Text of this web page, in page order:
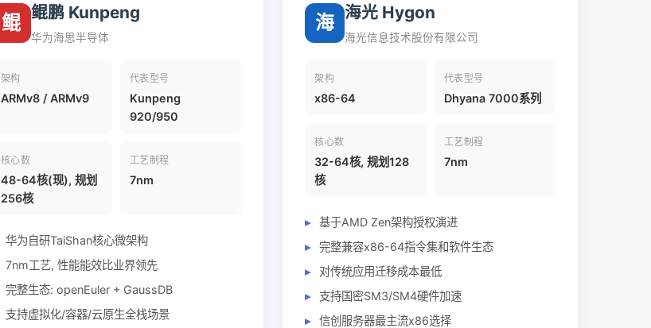
鲲 鲲鹏 Kunpeng
华为海思半导体
架构
ARMv8 / ARMv9
代表型号
Kunpeng
920/950
核心数
48-64核(现), 规划
256核
工艺制程
7nm
华为自研TaiShan核心微架构
7nm工艺, 性能能效比业界领先
完整生态: openEuler + GaussDB
支持虚拟化/容器/云原生全栈场景
海 海光 Hygon
海光信息技术股份有限公司
架构
x86-64
代表型号
Dhyana 7000系列
核心数
32-64核, 规划128
核
工艺制程
7nm
基于AMD Zen架构授权演进
完整兼容x86-64指令集和软件生态
对传统应用迁移成本最低
支持国密SM3/SM4硬件加速
信创服务器最主流x86选择